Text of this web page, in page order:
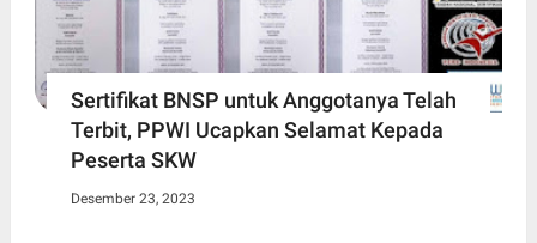
Sertifikat BNSP untuk Anggotanya Telah
Terbit, PPWI Ucapkan Selamat Kepada
Peserta SKW
Desember 23, 2023